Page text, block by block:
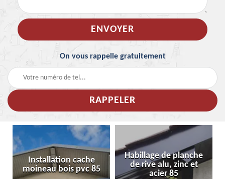
On vous rappelle gratuitement
Installation cache
moineau bois pvc 85
Habillage de planche
de rive alu, zinc et
acier 85